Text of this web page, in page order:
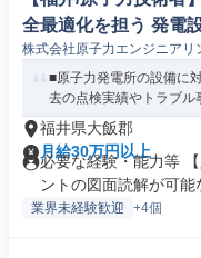
全最適化を担う 発電
株式会社原子力エンジニアリ
■原子力発電所の設備に
去の点検実績やトラブル
福井県大飯郡
月給30万円以上
必要な経験・能力等
ントの図面読解が可能
業界未経験歓迎 +4個